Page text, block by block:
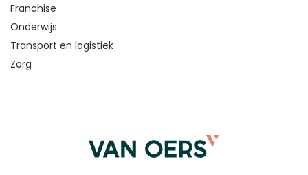
Franchise
Onderwijs
Transport en logistiek
Zorg